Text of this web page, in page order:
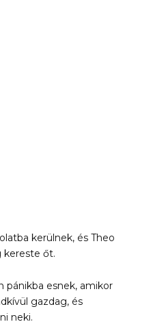
kerülnek, és Theo
kereste őt.
pánikba esnek, amikor
gazdag, és
neki.